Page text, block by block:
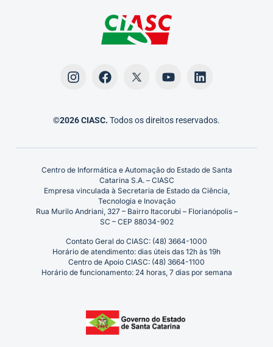
©2026 CIASC. Todos os direitos reservados.
Centro de Informática e Automação do Estado de Santa
Catarina S.A. – CIASC
Empresa vinculada à Secretaria de Estado da Ciência,
Tecnologia e Inovação
Rua Murilo Andriani, 327 – Bairro Itacorubi – Florianópolis –
SC – CEP 88034-902
Contato Geral do CIASC: (48) 3664-1000
Horário de atendimento: dias úteis das 12h às 19h
Centro de Apoio CIASC: (48) 3664-1100
Horário de funcionamento: 24 horas, 7 dias por semana